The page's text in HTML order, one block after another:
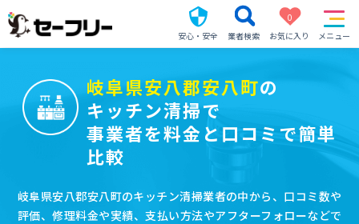
安心・安全 業者検索
0
お気に入り
メニュー
岐阜県安八郡安八町の
キッチン清掃で
事業者を料金と口コミで簡単
比較
岐阜県安八郡安八町のキッチン清掃業者の中から、口コミ数や
評価、修理料金や実績、支払い方法やアフターフォローなどで